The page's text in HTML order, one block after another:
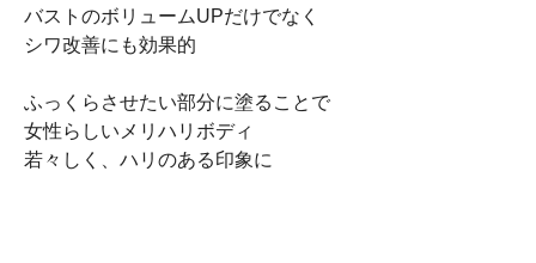
バストのボリュームUPだけでなく
シワ改善にも効果的
ふっくらさせたい部分に塗ることで
女性らしいメリハリボディ
若々しく、ハリのある印象に